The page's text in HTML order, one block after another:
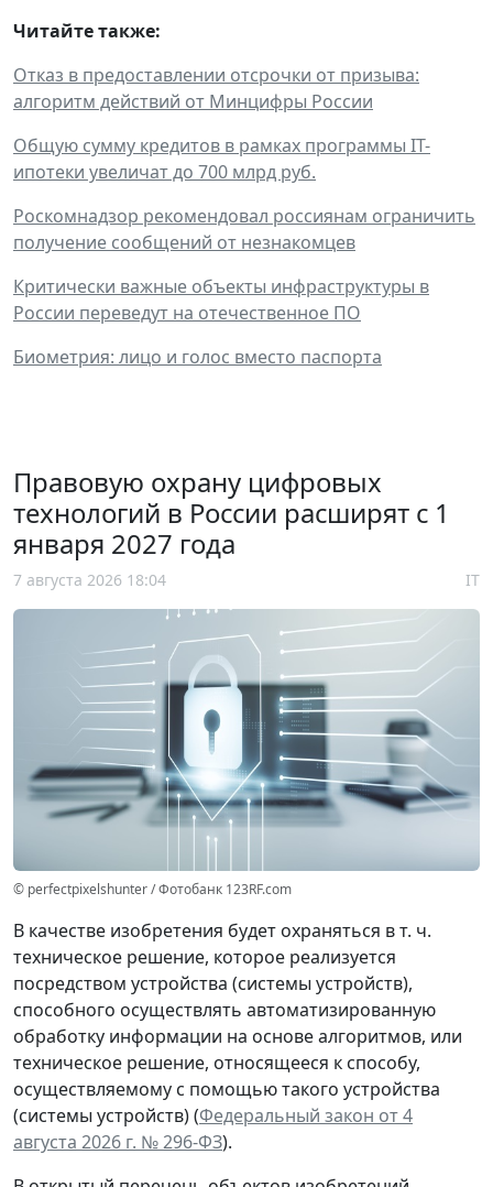
Читайте также:
Отказ в предоставлении отсрочки от призыва:
алгоритм действий от Минцифры России
Общую сумму кредитов в рамках программы IТ-
ипотеки увеличат до 700 млрд руб.
Роскомнадзор рекомендовал россиянам ограничить
получение сообщений от незнакомцев
Критически важные объекты инфраструктуры в
России переведут на отечественное ПО
Биометрия: лицо и голос вместо паспорта
Правовую охрану цифровых
технологий в России расширят с 1
января 2027 года
7 августа 2026 18:04 IT
© perfectpixelshunter / Фотобанк 123RF.com
В качестве изобретения будет охраняться в т. ч.
техническое решение, которое реализуется
посредством устройства (системы устройств),
способного осуществлять автоматизированную
обработку информации на основе алгоритмов, или
техническое решение, относящееся к способу,
осуществляемому с помощью такого устройства
(системы устройств) (Федеральный закон от 4
августа 2026 г. № 296-ФЗ).